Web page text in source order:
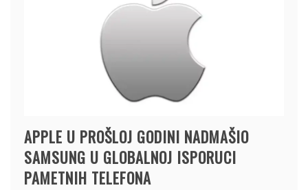
APPLE U PROŠLOJ GODINI NADMAŠIO
SAMSUNG U GLOBALNOJ ISPORUCI
PAMETNIH TELEFONA